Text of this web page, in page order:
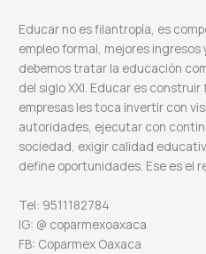
Educar no es filantropía, es
empleo formal, mejores
debemos tratar la educación
del siglo XXI. Educar es
empresas les toca invertir con
autoridades, ejecutar con
sociedad, exigir calidad
define oportunidades. Ese es el
Tel: 9511182784
IG: @ coparmexoaxaca
FB: Coparmex Oaxaca